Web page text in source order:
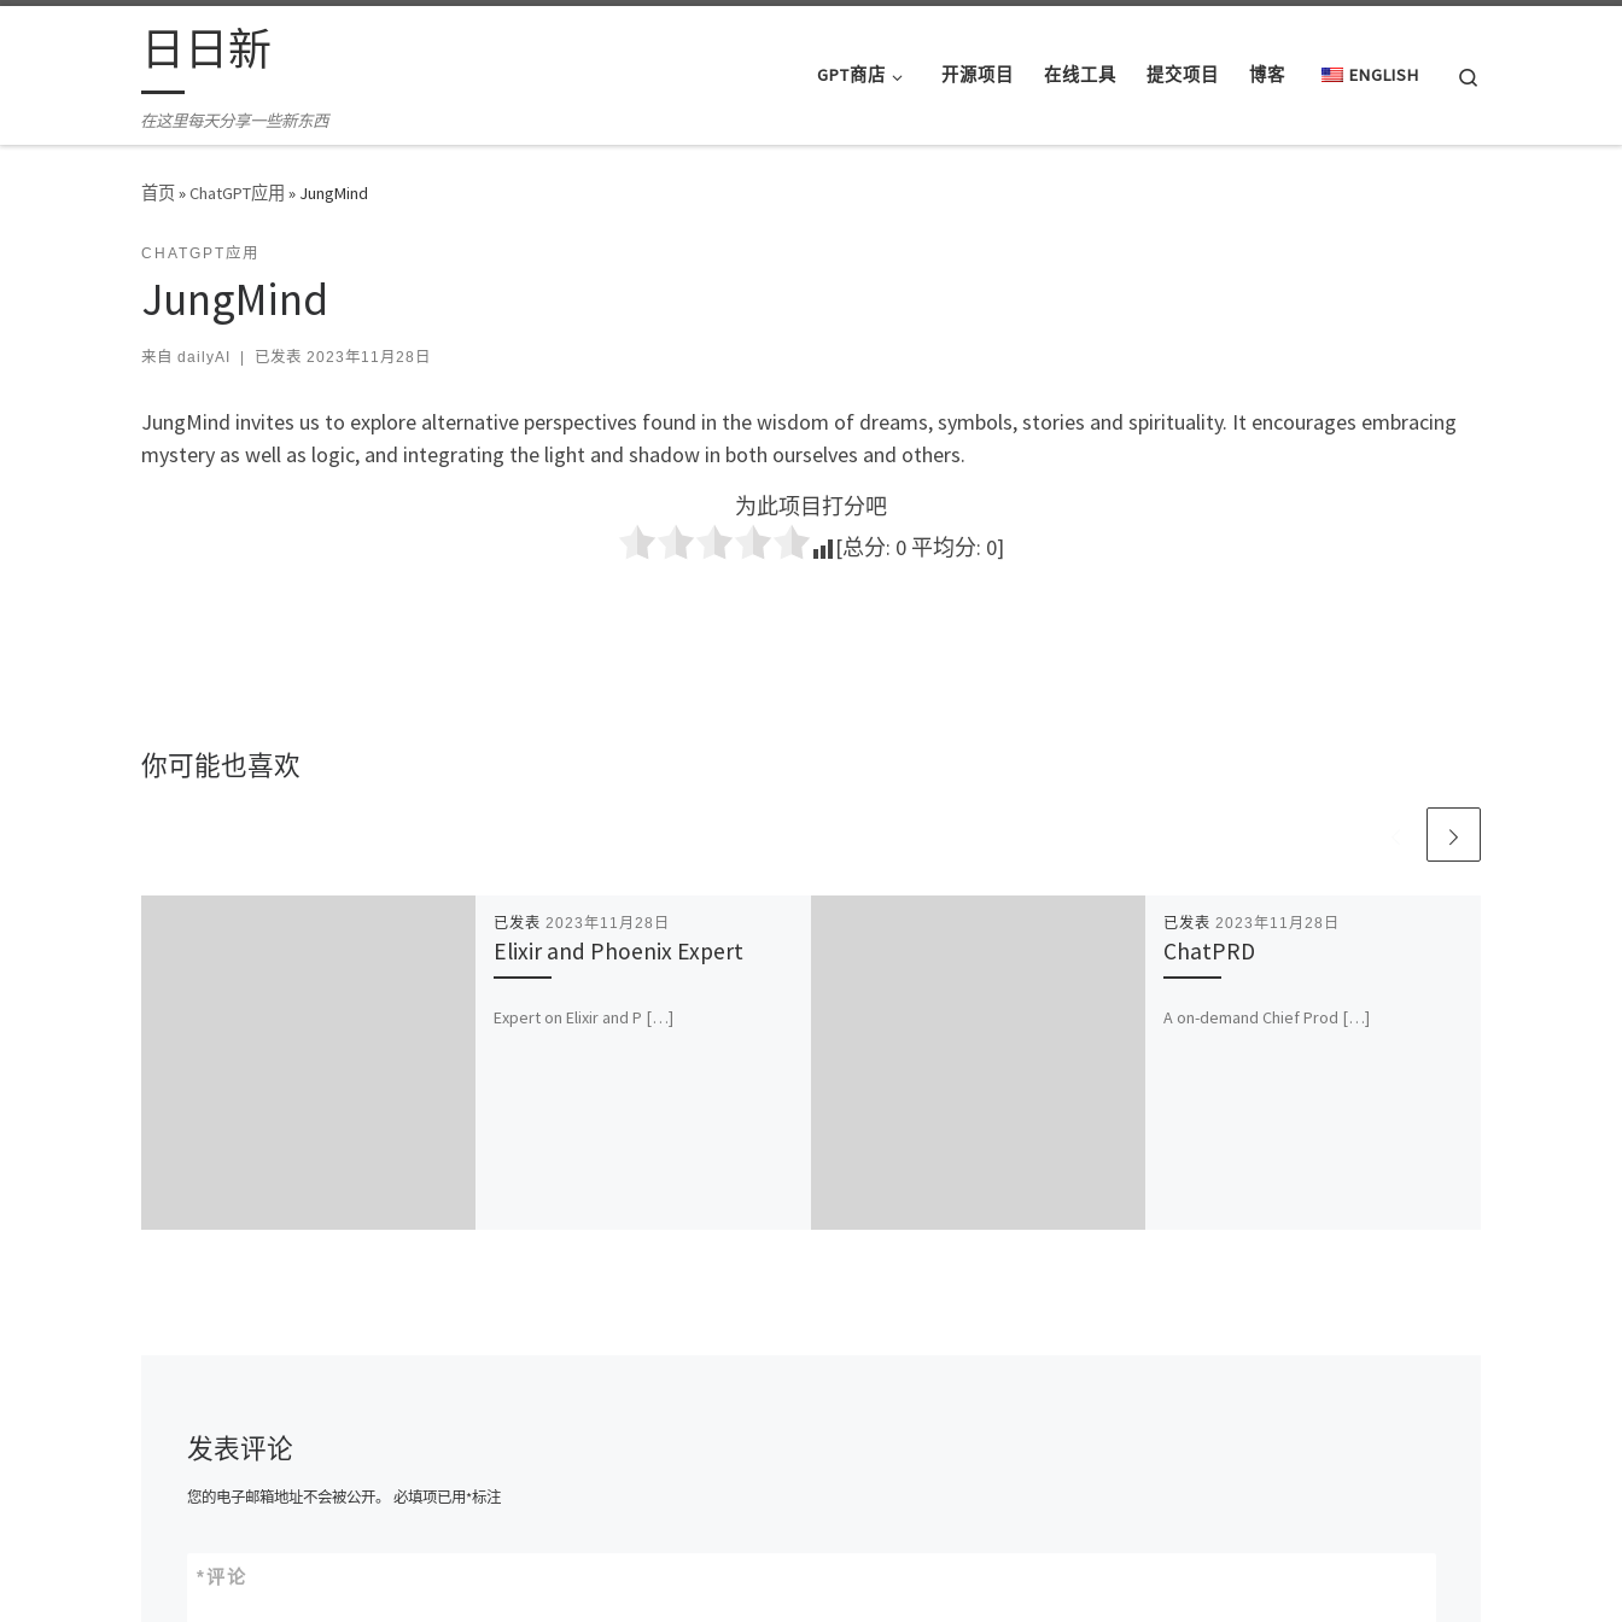
Skip to content日日新
在这里每天分享一些新东西
GPT商店 开源项目 在线工具 提交项目 博客 ENGLISH
首页»ChatGPT应用 » JungMind
CHATGPT应用
JungMind
来自 dailyAI 已发表 2023年11月28日
JungMind invites us to explore alternative perspectives found in the wisdom of dreams, symbols, stories and spirituality. It encourages embracing
mystery as well as logic, and integrating the light and shadow in both ourselves and others.
为此项目打分吧
[总分: 0 平均分: 0]
你可能也喜欢
已发表 2023年11月28日
Elixir and Phoenix Expert
Expert on Elixir and P […]
已发表 2023年11月28日
ChatPRD
A on-demand Chief Prod […]
发表评论
您的电子邮箱地址不会被公开。 必填项已用*标注
评论
*